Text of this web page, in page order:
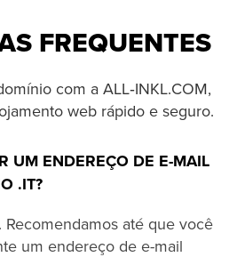
FREQUENTES
com a ALL‑INKL.COM,
web rápido e seguro.
UM ENDEREÇO DE E-MAIL
.IT?
Recomendamos até que você
um endereço de e-mail